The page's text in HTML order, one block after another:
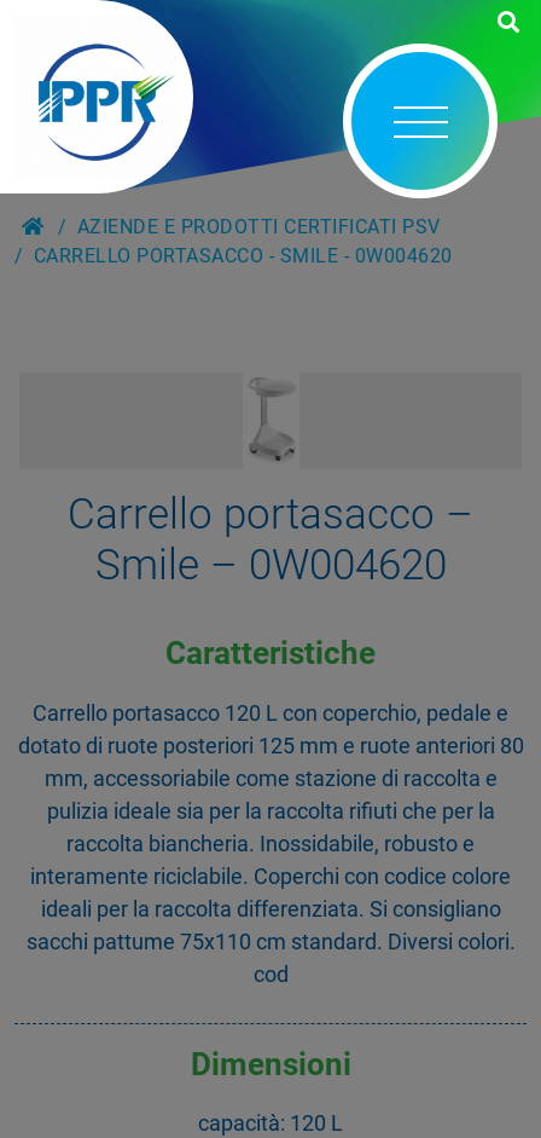
AZIENDE E PRODOTTI CERTIFICATI PSV
CARRELLO PORTASACCO - SMILE - 0W004620
Carrello portasacco –
Smile – 0W004620
Caratteristiche
Carrello portasacco 120 L con coperchio, pedale e
dotato di ruote posteriori 125 mm e ruote anteriori 80
mm, accessoriabile come stazione di raccolta e
pulizia ideale sia per la raccolta rifiuti che per la
raccolta biancheria. Inossidabile, robusto e
interamente riciclabile. Coperchi con codice colore
ideali per la raccolta differenziata. Si consigliano
sacchi pattume 75x110 cm standard. Diversi colori.
cod
Dimensioni
capacità: 120 L